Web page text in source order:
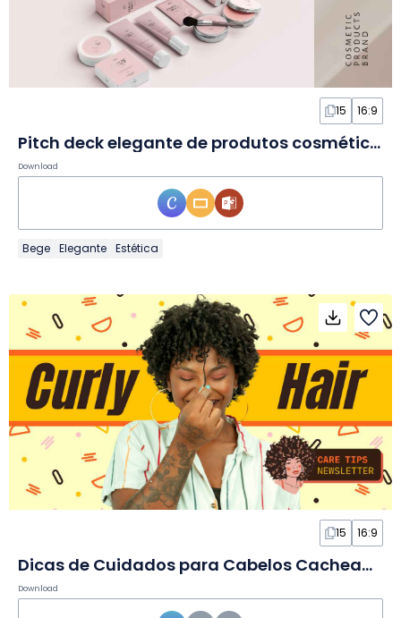
15 16:9
Pitch deck elegante de produtos cosméticos em Slides
Download
Bege Elegante Estética
15 16:9
Dicas de Cuidados para Cabelos Cacheados em Slides
Download